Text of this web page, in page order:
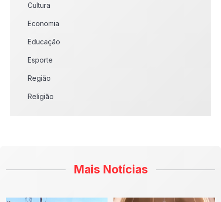
Cultura
Economia
Educação
Esporte
Região
Religião
Mais Notícias